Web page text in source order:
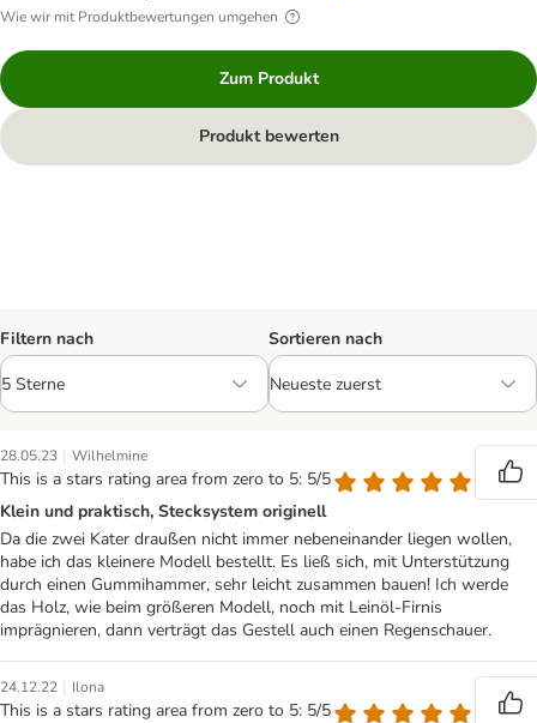
Wie wir mit Produktbewertungen umgehen
Zum Produkt
Produkt bewerten
Filtern nach Sortieren nach
28.05.23 | Wilhelmine
This is a stars rating area from zero to 5: 5/5
Klein und praktisch, Stecksystem originell
Da die zwei Kater draußen nicht immer nebeneinander liegen wollen,
habe ich das kleinere Modell bestellt. Es ließ sich, mit Unterstützung
durch einen Gummihammer, sehr leicht zusammen bauen! Ich werde
das Holz, wie beim größeren Modell, noch mit Leinöl-Firnis
imprägnieren, dann verträgt das Gestell auch einen Regenschauer.
24.12.22 | Ilona
This is a stars rating area from zero to 5: 5/5